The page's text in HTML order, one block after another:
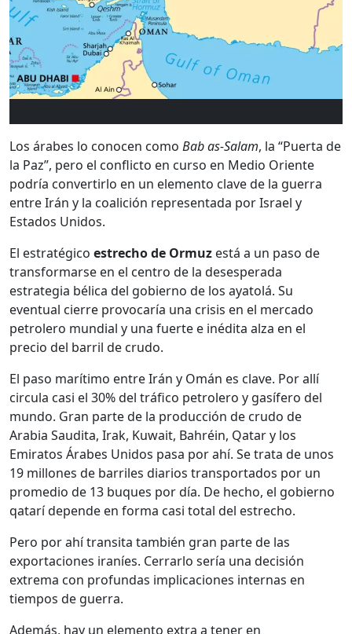
Los árabes lo conocen como Bab as-Salam, la “Puerta de
la Paz”, pero el conflicto en curso en Medio Oriente
podría convertirlo en un elemento clave de la guerra
entre Irán y la coalición representada por Israel y
Estados Unidos.
El estratégico estrecho de Ormuz está a un paso de
transformarse en el centro de la desesperada
estrategia bélica del gobierno de los ayatolá. Su
eventual cierre provocaría una crisis en el mercado
petrolero mundial y una fuerte e inédita alza en el
precio del barril de crudo.
El paso marítimo entre Irán y Omán es clave. Por allí
circula casi el 30% del tráfico petrolero y gasífero del
mundo. Gran parte de la producción de crudo de
Arabia Saudita, Irak, Kuwait, Bahréin, Qatar y los
Emiratos Árabes Unidos pasa por ahí. Se trata de unos
19 millones de barriles diarios transportados por un
promedio de 13 buques por día. De hecho, el gobierno
qatarí depende en forma casi total del estrecho.
Pero por ahí transita también gran parte de las
exportaciones iraníes. Cerrarlo sería una decisión
extrema con profundas implicaciones internas en
tiempos de guerra.
Además, hay un elemento extra a tener en